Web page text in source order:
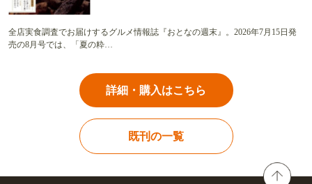
全店実食調査でお届けするグルメ情報誌『おとなの週末』。2026年7月15日発
売の8月号では、「夏の粋…
詳細・購入はこちら
既刊の一覧